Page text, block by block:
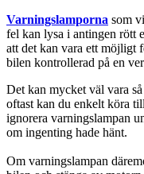
Varningslamporna som
fel kan lysa i antingen rött
att det kan vara ett möjligt
bilen kontrollerad på en
Det kan mycket väl vara
oftast kan du enkelt köra
ignorera varningslampan
om ingenting hade hänt.
Om varningslampan